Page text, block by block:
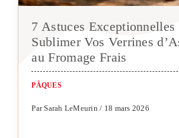
7 Astuces Exceptionnelles
Sublimer Vos Verrines
au Fromage Frais
PÂQUES
Par Sarah LeMeurin / 18 mars 2026